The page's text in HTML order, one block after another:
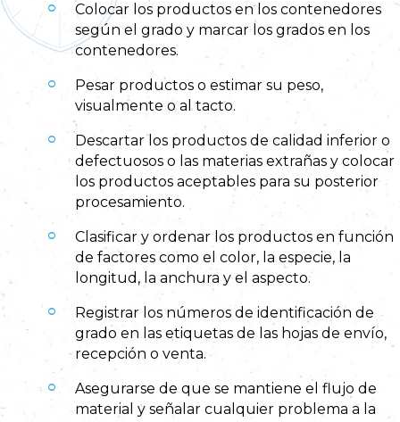
Colocar los productos en los contenedores
según el grado y marcar los grados en los
contenedores.
Pesar productos o estimar su peso,
visualmente o al tacto.
Descartar los productos de calidad inferior o
defectuosos o las materias extrañas y colocar
los productos aceptables para su posterior
procesamiento.
Clasificar y ordenar los productos en función
de factores como el color, la especie, la
longitud, la anchura y el aspecto.
Registrar los números de identificación de
grado en las etiquetas de las hojas de envío,
recepción o venta.
Asegurarse de que se mantiene el flujo de
material y señalar cualquier problema a la